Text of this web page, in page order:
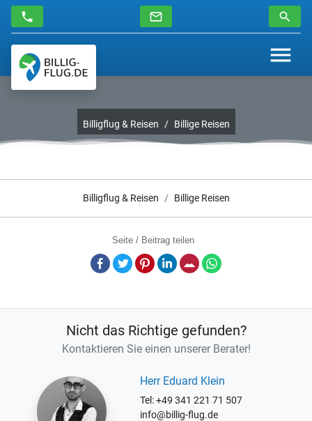
Billigflug & Reisen Billige Reisen
Billigflug & Reisen Billige Reisen
Seite / Beitrag teilen
Facebook
TwitterPinterestLinkedInE-Mail
Nicht das Richtige gefunden?
Kontaktieren Sie einen unserer Berater!
Herr Eduard Klein
Tel: +49 341 221 71 507
info@billig-flug.de